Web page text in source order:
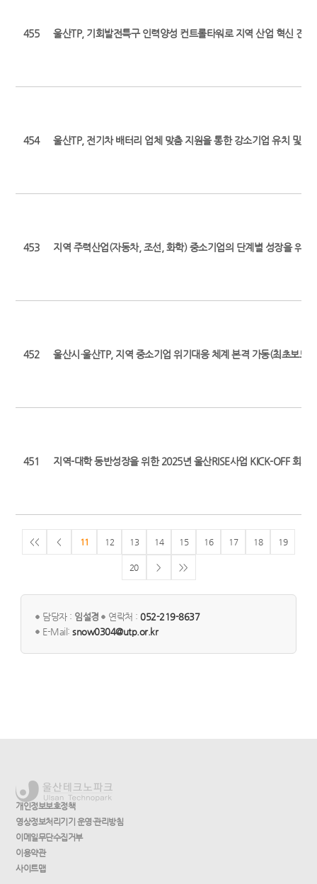
455 울산TP, 기회발전특구 인력양성 컨트롤타워로 지역 산업 혁신 견
454 울산TP, 전기차 배터리 업체 맞춤 지원을 통한 강소기업 유치 및
453 지역 주력산업(자동차, 조선, 화학) 중소기업의 단계별 성장을 위
452 울산시·울산TP, 지역 중소기업 위기대응 체계 본격 가동(최초보도
451 지역-대학 동반성장을 위한 2025년 울산RISE사업 KICK-OFF 회
<< < 11 12 13 14 15 16 17 18 19
20 > >>
담당자 : 임설경 연락처 :052-219-8637
E-Mail:snow0304@utp.or.kr
개인정보보호정책
영상정보처리기기 운영·관리방침
이메일무단수집거부
이용약관
사이트맵